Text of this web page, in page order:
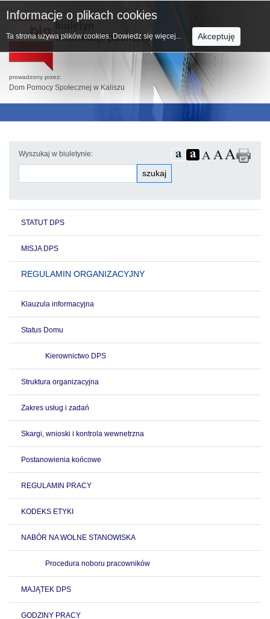
prowadzony przez:
Dom Pomocy Społecznej w Kaliszu
Wyszukaj w biuletynie:
szukaj
STATUT DPS
MISJA DPS
REGULAMIN ORGANIZACYJNY
Klauzula informacyjna
Status Domu
Kierownictwo DPS
Struktura organizacyjna
Zakres usług i zadań
Skargi, wnioski i kontrola wewnetrzna
Postanowienia końcowe
REGULAMIN PRACY
KODEKS ETYKI
NABÓR NA WOLNE STANOWISKA
Procedura noboru pracowników
MAJĄTEK DPS
GODZINY PRACY
Informacje o plikach cookies
Ta strona używa plików cookies. Dowiedz się więcej... Akceptuję